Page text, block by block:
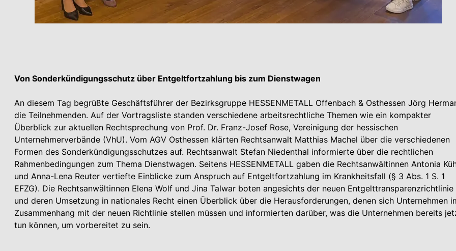
Von Sonderkündigungsschutz über Entgeltfortzahlung bis zum Dienstwagen
An diesem Tag begrüßte Geschäftsführer der Bezirksgruppe HESSENMETALL Offenbach & Osthessen Jörg
die Teilnehmenden. Auf der Vortragsliste standen verschiedene arbeitsrechtliche Themen wie ein kompakter
Überblick zur aktuellen Rechtsprechung von Prof. Dr. Franz-Josef Rose, Vereinigung der hessischen
Unternehmerverbände (VhU). Vom AGV Osthessen klärten Rechtsanwalt Matthias Machel über die verschiedenen
Formen des Sonderkündigungsschutzes auf. Rechtsanwalt Stefan Niedenthal informierte über die rechtlichen
Rahmenbedingungen zum Thema Dienstwagen. Seitens HESSENMETALL gaben die Rechtsanwältinnen Antonia
und Anna-Lena Reuter vertiefte Einblicke zum Anspruch auf Entgeltfortzahlung im Krankheitsfall (§ 3 Abs. 1 S. 1
EFZG). Die Rechtsanwältinnen Elena Wolf und Jina Talwar boten angesichts der neuen Entgelttransparenzrichtlinie
und deren Umsetzung in nationales Recht einen Überblick über die Herausforderungen, denen sich Unternehmen
Zusammenhang mit der neuen Richtlinie stellen müssen und informierten darüber, was die Unternehmen bereits
tun können, um vorbereitet zu sein.